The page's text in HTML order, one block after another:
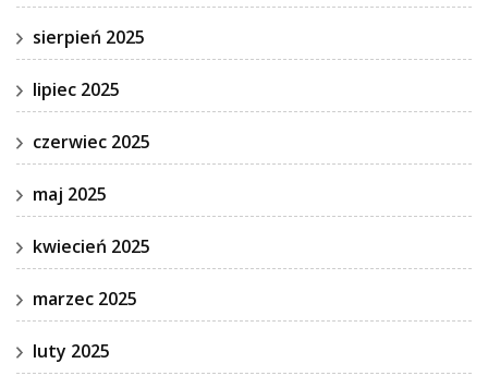
sierpień 2025
lipiec 2025
czerwiec 2025
maj 2025
kwiecień 2025
marzec 2025
luty 2025